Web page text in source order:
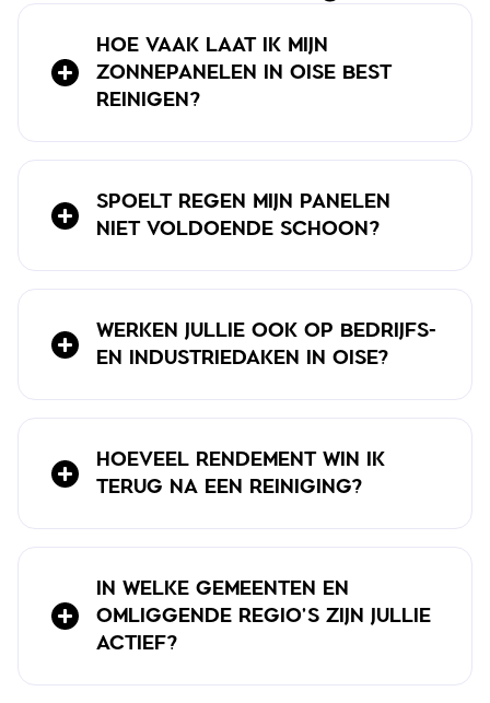
HOE VAAK LAAT IK MIJN
ZONNEPANELEN IN OISE BEST
REINIGEN?
SPOELT REGEN MIJN PANELEN
NIET VOLDOENDE SCHOON?
WERKEN JULLIE OOK OP BEDRIJFS-
EN INDUSTRIEDAKEN IN OISE?
HOEVEEL RENDEMENT WIN IK
TERUG NA EEN REINIGING?
IN WELKE GEMEENTEN EN
OMLIGGENDE REGIO'S ZIJN JULLIE
ACTIEF?